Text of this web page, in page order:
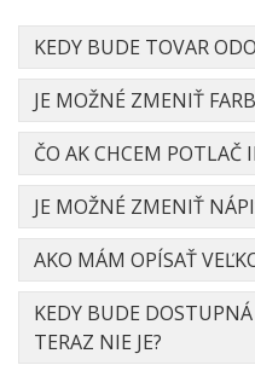
KEDY BUDE TOVAR
JE MOŽNÉ ZMENIŤ
ČO AK CHCEM POTLAČ
JE MOŽNÉ ZMENIŤ
AKO MÁM OPÍSAŤ
KEDY BUDE
TERAZ NIE JE?